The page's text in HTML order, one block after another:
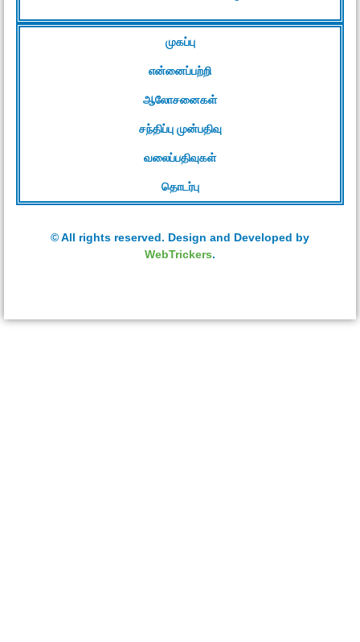
முகப்பு
என்னைப்பற்றி
ஆலோசனைகள்
சந்திப்பு முன்பதிவு
வலைப்பதிவுகள்
தொடர்பு
© All rights reserved. Design and Developed by
WebTrickers.